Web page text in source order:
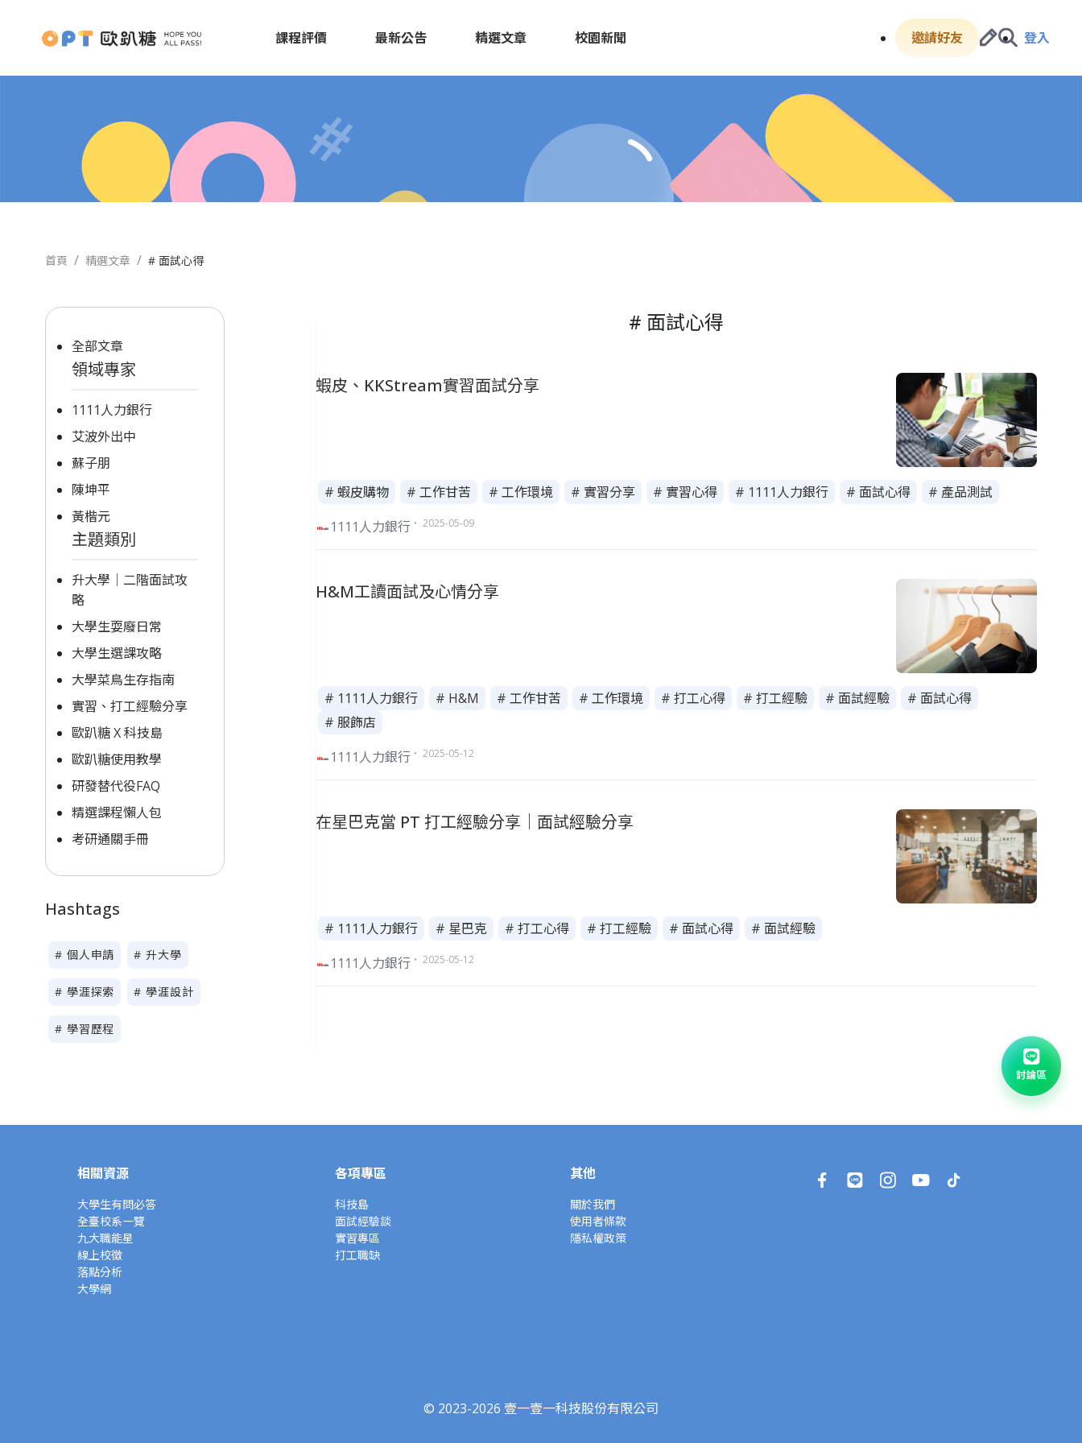
課程評價 最新公告 精選文章 校園新聞 邀請好友 登入
首頁 精選文章 # 面試心得
全部文章
領域專家
1111人力銀行
艾波外出中
蘇子朋
陳坤平
黃楷元
主題類別
升大學｜二階面試攻
略
大學生耍廢日常
大學生選課攻略
大學菜鳥生存指南
實習、打工經驗分享
歐趴糖 X 科技島
歐趴糖使用教學
研發替代役FAQ
精選課程懶人包
考研通關手冊
Hashtags
# 個人申請 # 升大學
# 學涯探索 # 學涯設計
# 學習歷程
# 面試心得
蝦皮、KKStream實習面試分享
# 蝦皮購物 # 工作甘苦 # 工作環境 # 實習分享 # 實習心得 # 1111人力銀行 # 面試心得
# 產品測試
1111人力銀行 ・ 2025-05-09
H&M工讀面試及心情分享
# 1111人力銀行 # H&M # 工作甘苦 # 工作環境 # 打工心得 # 打工經驗 # 面試經驗
# 面試心得
# 服飾店
1111人力銀行 ・ 2025-05-12
在星巴克當 PT 打工經驗分享｜面試經驗分享
# 1111人力銀行 # 星巴克 # 打工心得 # 打工經驗 # 面試心得
# 面試經驗
1111人力銀行 ・ 2025-05-12
相關資源
大學生有問必答
全臺校系一覽
九大職能星
線上校徵
落點分析
大學網
各項專區
科技島
面試經驗談
實習專區
打工職缺
其他
關於我們
使用者條款
隱私權政策
© 2023-2026 壹一壹一科技股份有限公司